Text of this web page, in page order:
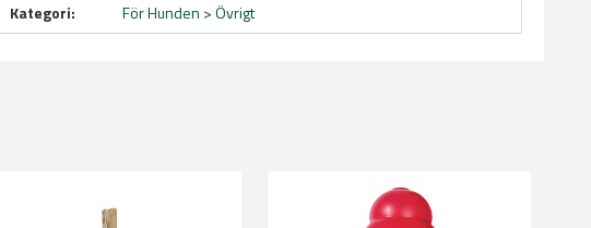
Kategori:
För Hunden >Övrigt